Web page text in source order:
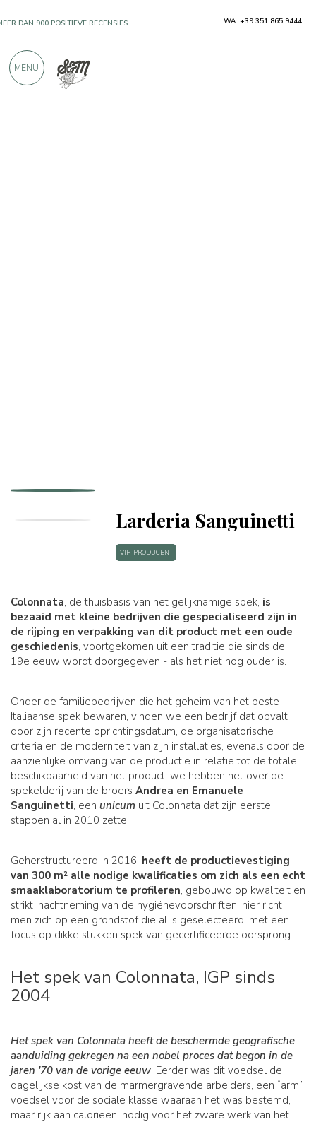
Larderia Sanguinetti
VIP-PRODUCENT
Colonnata, de thuisbasis van het gelijknamige spek, is
bezaaid met kleine bedrijven die gespecialiseerd zijn in
de rijping en verpakking van dit product met een oude
geschiedenis, voortgekomen uit een traditie die sinds de
19e eeuw wordt doorgegeven - als het niet nog ouder is.
Onder de familiebedrijven die het geheim van het beste
Italiaanse spek bewaren, vinden we een bedrijf dat opvalt
door zijn recente oprichtingsdatum, de organisatorische
criteria en de moderniteit van zijn installaties, evenals door de
aanzienlijke omvang van de productie in relatie tot de totale
beschikbaarheid van het product: we hebben het over de
spekelderij van de broers Andrea en Emanuele
Sanguinetti, een unicum uit Colonnata dat zijn eerste
stappen al in 2010 zette.
Geherstructureerd in 2016, heeft de productievestiging
van 300 m² alle nodige kwalificaties om zich als een echt
smaaklaboratorium te profileren, gebouwd op kwaliteit en
strikt inachtneming van de hygiënevoorschriften: hier richt
men zich op een grondstof die al is geselecteerd, met een
focus op dikke stukken spek van gecertificeerde oorsprong.
Het spek van Colonnata, IGP sinds
2004
Het spek van Colonnata heeft de beschermde geografische
aanduiding gekregen na een nobel proces dat begon in de
jaren '70 van de vorige eeuw. Eerder was dit voedsel de
dagelijkse kost van de marmergravende arbeiders, een “arm”
voedsel voor de sociale klasse waaraan het was bestemd,
maar rijk aan calorieën, nodig voor het zware werk van het
DAN 900 POSITIEVE RECENSIES WA: +39 351 865 9444
MENU